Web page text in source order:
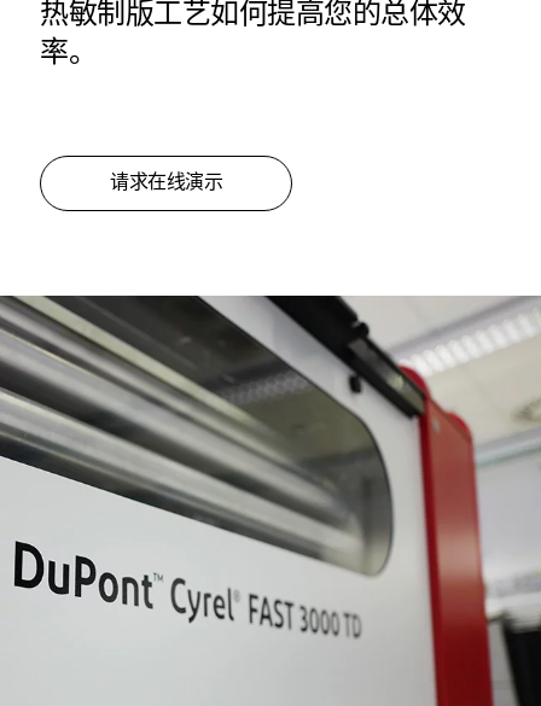
热敏制版工艺如何提高您的总体效
率。
请求在线演示